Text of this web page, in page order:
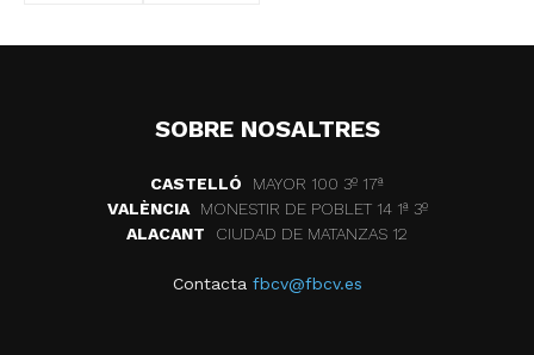
SOBRE NOSALTRES
CASTELLÓ
MAYOR 100 3º 17ª
VALÈNCIA
MONESTIR DE POBLET 14 1ª 3º
ALACANT
CIUDAD DE MATANZAS 12
Contacta fbcv@fbcv.es